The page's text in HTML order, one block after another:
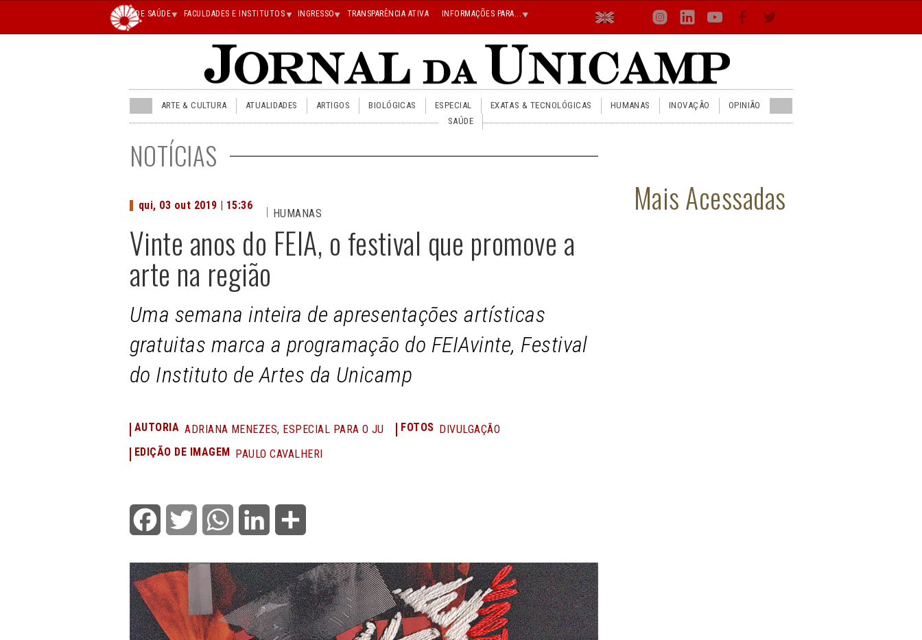
Main
superior
ÁREA DE SAÚDE FACULDADES E INSTITUTOS INGRESSO TRANSPARÊNCIA ATIVA INFORMAÇÕES PARA... Menu
Superior
Direito
En Inst Lin You Face Twit
JU
menu
superior
ARTE & CULTURA ATUALIDADES ARTIGOS BIOLÓGICAS ESPECIAL EXATAS & TECNOLÓGICAS HUMANAS INOVAÇÃO
OPINIÃO
SAÚDE
NOTÍCIAS
Vinte anos do FEIA, o festival que promove a
arte na região
qui, 03 out 2019 | 15:36
HUMANAS
Uma semana inteira de apresentações artísticas
gratuitas marca a programação do FEIAvinte, Festival
do Instituto de Artes da Unicamp
AUTORIA ADRIANA MENEZES, ESPECIAL PARA O JU FOTOS DIVULGAÇÃO
EDIÇÃO DE IMAGEM
PAULO CAVALHERI
Facebook Twitter WhatsApp LinkedIn
Mais Acessadas